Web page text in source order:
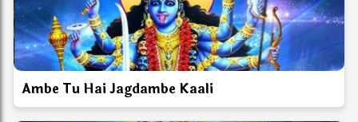
Ambe Tu Hai Jagdambe Kaali